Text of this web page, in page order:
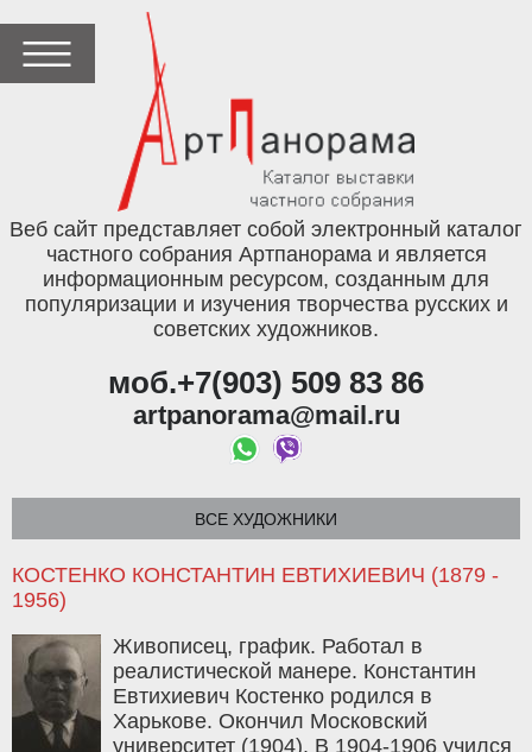
Веб сайт представляет собой электронный каталог
частного собрания Артпанорама и является
информационным ресурсом, созданным для
популяризации и изучения творчества русских и
советских художников.
моб.+7(903) 509 83 86
artpanorama@mail.ru
ВСЕ ХУДОЖНИКИ
КОСТЕНКО КОНСТАНТИН ЕВТИХИЕВИЧ (1879 -
1956)
Живописец, график. Работал в
реалистической манере. Константин
Евтихиевич Костенко родился в
Харькове. Окончил Московский
университет (1904). В 1904-1906 учился